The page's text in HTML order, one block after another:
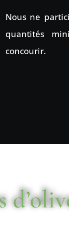
Nous ne
quantités
concourir.